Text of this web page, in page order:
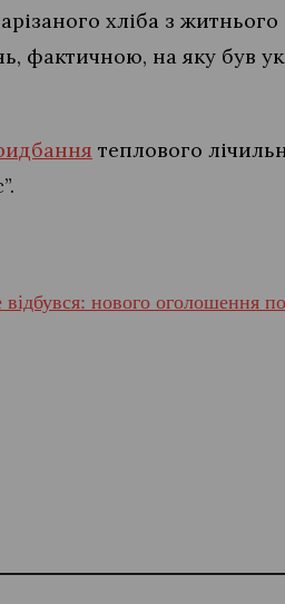
хліба з
фактичною, на яку був
теплового
відбувся: нового оголошення